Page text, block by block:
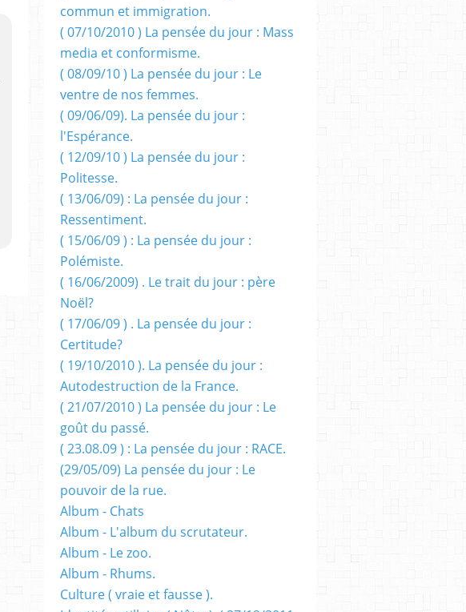
commun et immigration.
( 07/10/2010 ) La pensée du jour : Mass
media et conformisme.
( 08/09/10 ) La pensée du jour : Le
ventre de nos femmes.
( 09/06/09). La pensée du jour :
l'Espérance.
( 12/09/10 ) La pensée du jour :
Politesse.
( 13/06/09) : La pensée du jour :
Ressentiment.
( 15/06/09 ) : La pensée du jour :
Polémiste.
( 16/06/2009) . Le trait du jour : père
Noël?
( 17/06/09 ) . La pensée du jour :
Certitude?
( 19/10/2010 ). La pensée du jour :
Autodestruction de la France.
( 21/07/2010 ) La pensée du jour : Le
goût du passé.
( 23.08.09 ) : La pensée du jour : RACE.
(29/05/09) La pensée du jour : Le
pouvoir de la rue.
Album - Chats
Album - L'album du scrutateur.
Album - Le zoo.
Album - Rhums.
Culture ( vraie et fausse ).